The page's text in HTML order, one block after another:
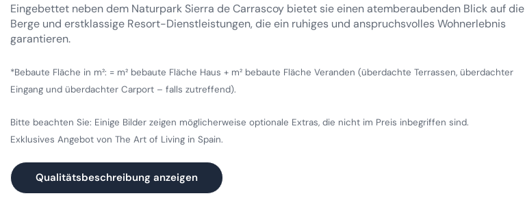
Eingebettet neben dem Naturpark Sierra de Carrascoy bietet sie einen atemberaubenden Blick auf die
Berge und erstklassige Resort-Dienstleistungen, die ein ruhiges und anspruchsvolles Wohnerlebnis
garantieren.
*Bebaute Fläche in m²: = m² bebaute Fläche Haus + m² bebaute Fläche Veranden (überdachte Terrassen, überdachter
Eingang und überdachter Carport – falls zutreffend).
Bitte beachten Sie: Einige Bilder zeigen möglicherweise optionale Extras, die nicht im Preis inbegriffen sind.
Exklusives Angebot von The Art of Living in Spain.
Qualitätsbeschreibung anzeigen